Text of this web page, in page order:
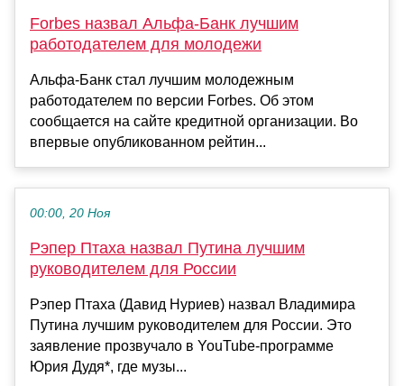
Forbes назвал Альфа‑Банк лучшим
работодателем для молодежи
Альфа‑Банк стал лучшим молодежным
работодателем по версии Forbes. Об этом
сообщается на сайте кредитной организации. Во
впервые опубликованном рейтин...
00:00, 20 Ноя
Рэпер Птаха назвал Путина лучшим
руководителем для России
Рэпер Птаха (Давид Нуриев) назвал Владимира
Путина лучшим руководителем для России. Это
заявление прозвучало в YouTube-программе
Юрия Дудя*, где музы...